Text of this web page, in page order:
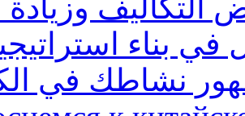
وزيادة
بناء
نشاطك في